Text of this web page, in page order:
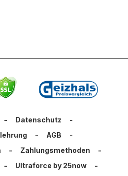
- Datenschutz
-
- AGB
-
- Zahlungsmethoden
-
- Ultraforce by 25now
-